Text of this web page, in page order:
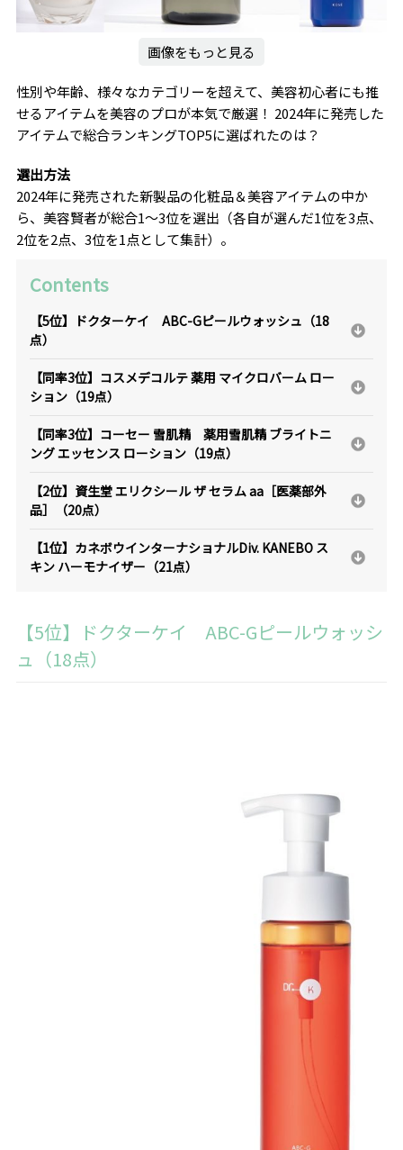
画像をもっと見る
性別や年齢、様々なカテゴリーを超えて、美容初心者にも推
せるアイテムを美容のプロが本気で厳選！ 2024年に発売した
アイテムで総合ランキングTOP5に選ばれたのは？
選出方法
2024年に発売された新製品の化粧品＆美容アイテムの中か
ら、美容賢者が総合1～3位を選出（各自が選んだ1位を3点、
2位を2点、3位を1点として集計）。
Contents
【5位】ドクターケイ ABC-Gピールウォッシュ（18
点）
【同率3位】コスメデコルテ 薬用 マイクロバーム ロー
ション（19点）
【同率3位】コーセー 雪肌精 薬用雪肌精 ブライトニ
ング エッセンス ローション（19点）
【2位】資生堂 エリクシール ザ セラム aa［医薬部外
品］（20点）
【1位】カネボウインターナショナルDiv. KANEBO ス
キン ハーモナイザー（21点）
【5位】ドクターケイ ABC-Gピールウォッシ
ュ（18点）